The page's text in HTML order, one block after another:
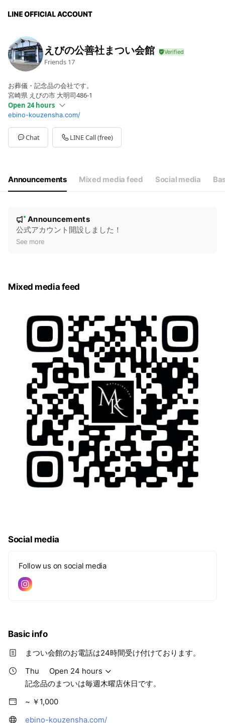
えびの公善社まつい会館
Friends 17
お葬儀・記念品の会社です。
宮崎県 えびの市 大明司486-1
Open 24 hours
SunOpen 24 hours
MonOpen 24 hours
TueOpen 24 hours
WedOpen 24 hours
記念品のまついは毎週木曜店休日です。
ebino-kouzensha.com/
Chat LINE Call (free)
Announcements Mixed media feed Social media
e
New
Announcements
公式アカウント開設しました！
See more
Mixed media feed
Social media
Follow us on social media
Basic info
まつい会館のお電話は24時間受け付けております。
Thu
Open 24 hours
記念品のまついは毎週木曜店休日です。
~ ￥1,000
ebino-kouzensha.com/